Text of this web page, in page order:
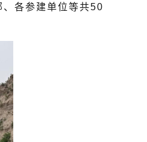
各参建单位等共50